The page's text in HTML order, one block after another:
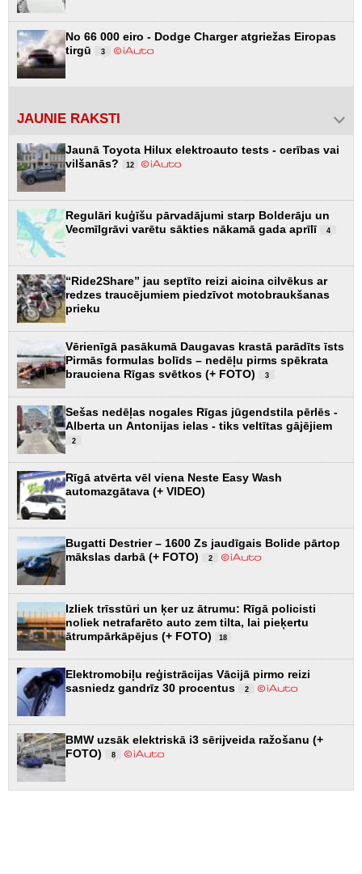
No 66 000 eiro - Dodge Charger atgriežas Eiropas
tirgū
3
JAUNIE RAKSTI
Jaunā Toyota Hilux elektroauto tests - cerības vai
vilšanās?
12
Regulāri kuģīšu pārvadājumi starp Bolderāju un
Vecmīlgrāvi varētu sākties nākamā gada aprīlī
4
“Ride2Share” jau septīto reizi aicina cilvēkus ar
redzes traucējumiem piedzīvot motobraukšanas
prieku
Vērienīgā pasākumā Daugavas krastā parādīts īsts
Pirmās formulas bolīds – nedēļu pirms spēkrata
brauciena Rīgas svētkos (+ FOTO)
3
Sešas nedēļas nogales Rīgas jūgendstila pērlēs -
Alberta un Antonijas ielas - tiks veltītas gājējiem
2
Rīgā atvērta vēl viena Neste Easy Wash
automazgātava (+ VIDEO)
Bugatti Destrier – 1600 Zs jaudīgais Bolide pārtop
mākslas darbā (+ FOTO)
2
Izliek trīsstūri un ķer uz ātrumu: Rīgā policisti
noliek netrafarēto auto zem tilta, lai pieķertu
ātrumpārkāpējus (+ FOTO)
18
Elektromobiļu reģistrācijas Vācijā pirmo reizi
sasniedz gandrīz 30 procentus
2
BMW uzsāk elektriskā i3 sērijveida ražošanu (+
FOTO)
8